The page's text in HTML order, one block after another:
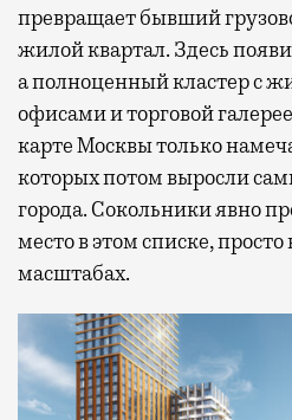
превращает бывший
жилой квартал. Здесь
а полноценный кластер с
офисами и торговой
карте Москвы только
которых потом выросли
города. Сокольники явно
место в этом списке,
масштабах.